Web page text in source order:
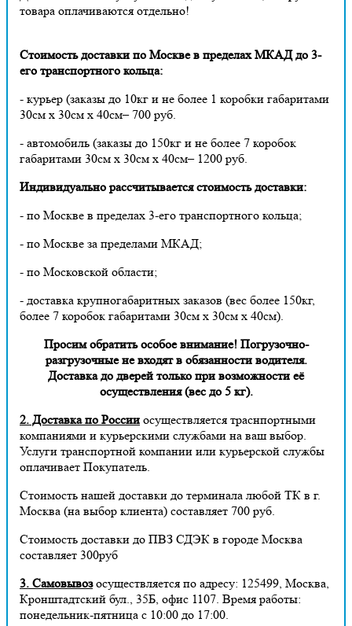
товара оплачиваются отдельно!
Стоимость доставки по Москве в пределах МКАД до 3-
его транспортного кольца:
- курьер (заказы до 10кг и не более 1 коробки габаритами
30см х 30см х 40см– 700 руб.
- автомобиль (заказы до 150кг и не более 7 коробок
габаритами 30см х 30см х 40см– 1200 руб.
Индивидуально рассчитывается стоимость доставки:
- по Москве в пределах 3-его транспортного кольца;
- по Москве за пределами МКАД;
- по Московской области;
- доставка крупногабаритных заказов (вес более 150кг,
более 7 коробок габаритами 30см х 30см х 40см).
Просим обратить особое внимание! Погрузочно-
разгрузочные не входят в обязанности водителя.
Доставка до дверей только при возможности её
осуществления (вес до 5 кг).
2. Доставка по России осуществляется траснпортными
компаниями и курьерскими службами на ваш выбор.
Услуги транспортной компании или курьерской службы
оплачивает Покупатель.
Стоимость нашей доставки до терминала любой ТК в г.
Москва (на выбор клиента) составляет 700 руб.
Стоимость доставки до ПВЗ СДЭК в городе Москва
составляет 300руб
3. Самовывозосуществляется по адресу: 125499, Москва,
Кронштадтский бул., 35Б, офис 1107. Время работы:
понедельник-пятница с 10:00 до 17:00.